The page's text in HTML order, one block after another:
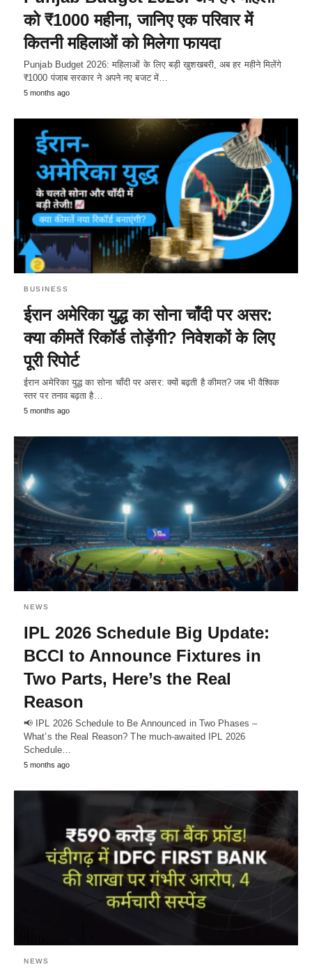
को ₹1000 महीना, जानिए एक परिवार में
कितनी महिलाओं को मिलेगा फायदा
Punjab Budget 2026: महिलाओं के लिए बड़ी खुशखबरी, अब हर महीने मिलेंगे
₹1000 पंजाब सरकार ने अपने नए बजट में…
5 months ago
BUSINESS
ईरान अमेरिका युद्ध का सोना चाँदी पर असर:
क्या कीमतें रिकॉर्ड तोड़ेंगी? निवेशकों के लिए
पूरी रिपोर्ट
ईरान अमेरिका युद्ध का सोना चाँदी पर असर: क्यों बढ़ती है कीमत? जब भी वैश्विक
स्तर पर तनाव बढ़ता है…
5 months ago
NEWS
IPL 2026 Schedule Big Update:
BCCI to Announce Fixtures in
Two Parts, Here’s the Real
Reason
📢 IPL 2026 Schedule to Be Announced in Two Phases –
What’s the Real Reason? The much-awaited IPL 2026
Schedule…
5 months ago
NEWS